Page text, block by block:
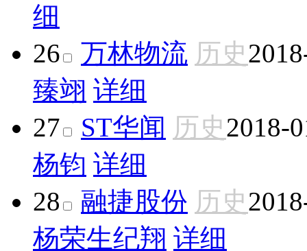
细
26
万林物流 历史
臻翊 详细
27
ST华闻 历史2018-
杨钧 详细
28
融捷股份 历史
杨荣生纪翔 详细